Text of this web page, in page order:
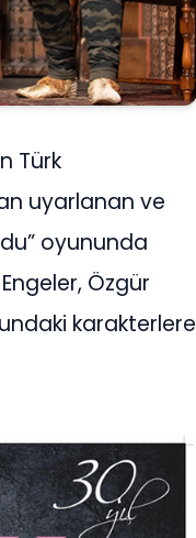
Türk
uyarlanan ve
oyununda
Özgür
karakterlere